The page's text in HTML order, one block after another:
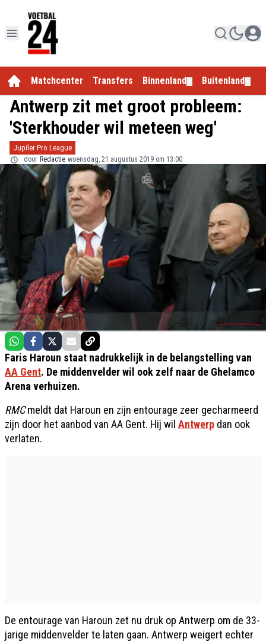
Matchcenter Transfers Binnenland Buitenland
Antwerp zit met groot probleem:
'Sterkhouder wil meteen weg'
Jupiler Pro League
door Redactie woensdag, 21 augustus 2019 om 13:00
Faris Haroun staat nadrukkelijk in de belangstelling van
AA Gent. De middenvelder wil ook zelf naar de Ghelamco
Arena verhuizen.
RMCmeldt dat Haroun en zijn entourage zeer gecharmeerd
zijn door het aanbod van AA Gent. Hij wil Antwerp dan ook
verlaten.
De entourage van Haroun zet nu druk op Antwerp om de 33-
jarige middenvelder te laten gaan. Antwerp weigert echter